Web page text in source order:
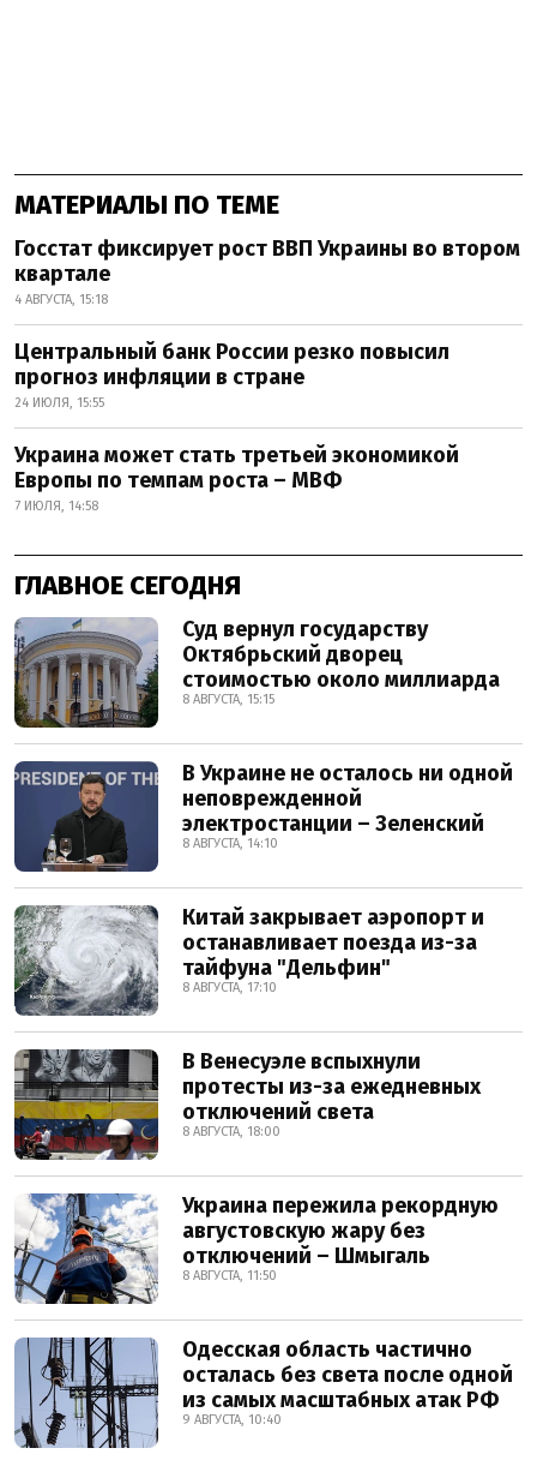
МАТЕРИАЛЫ ПО ТЕМЕ
Госстат фиксирует рост ВВП Украины во втором
квартале
4 АВГУСТА, 15:18
Центральный банк России резко повысил
прогноз инфляции в стране
24 ИЮЛЯ, 15:55
Украина может стать третьей экономикой
Европы по темпам роста – МВФ
7 ИЮЛЯ, 14:58
ГЛАВНОЕ СЕГОДНЯ
Суд вернул государству
Октябрьский дворец
стоимостью около миллиарда
8 АВГУСТА, 15:15
В Украине не осталось ни одной
неповрежденной
электростанции – Зеленский
8 АВГУСТА, 14:10
Китай закрывает аэропорт и
останавливает поезда из-за
тайфуна "Дельфин"
8 АВГУСТА, 17:10
В Венесуэле вспыхнули
протесты из-за ежедневных
отключений света
8 АВГУСТА, 18:00
Украина пережила рекордную
августовскую жару без
отключений – Шмыгаль
8 АВГУСТА, 11:50
Одесская область частично
осталась без света после одной
из самых масштабных атак РФ
9 АВГУСТА, 10:40